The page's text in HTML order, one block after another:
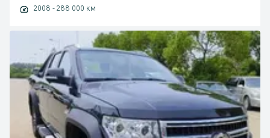
2008 - 288 000 км